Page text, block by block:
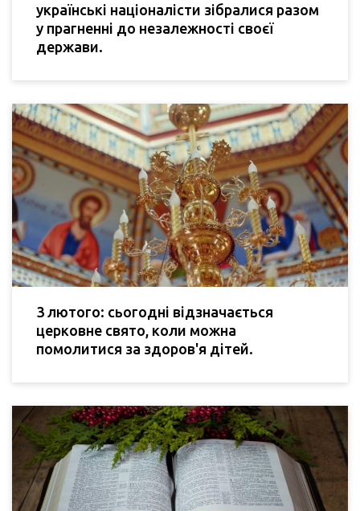
українські націоналісти зібралися разом
у прагненні до незалежності своєї
держави.
3 лютого: сьогодні відзначається
церковне свято, коли можна
помолитися за здоров'я дітей.